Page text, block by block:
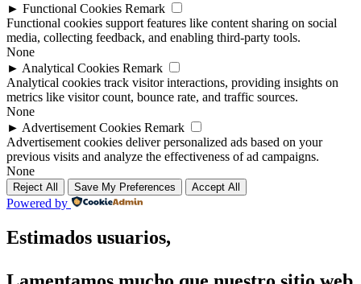
► Functional Cookies Remark
Functional cookies support features like content sharing on social
media, collecting feedback, and enabling third-party tools.
None
► Analytical Cookies Remark
Analytical cookies track visitor interactions, providing insights on
metrics like visitor count, bounce rate, and traffic sources.
None
► Advertisement Cookies Remark
Advertisement cookies deliver personalized ads based on your
previous visits and analyze the effectiveness of ad campaigns.
None
Reject All Save My Preferences Accept All
Powered by
Estimados usuarios,